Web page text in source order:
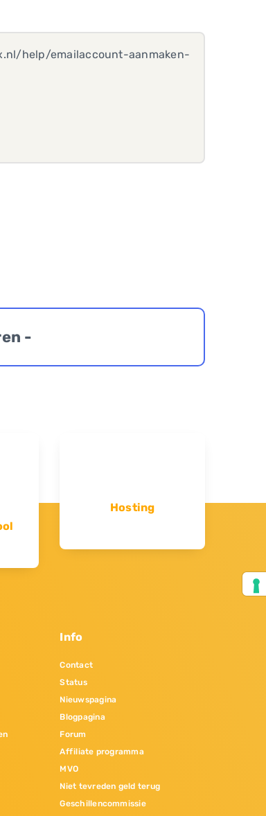
help/emailaccount-aanmaken-
-
Hosting
Info
Contact
Status
Nieuwspagina
Blogpagina
Forum
Affiliate programma
MVO
Niet tevreden geld terug
Geschillencommissie